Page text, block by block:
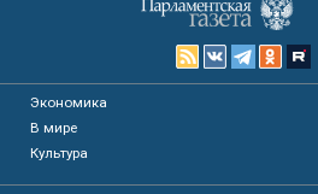
Экономика
В мире
Культура